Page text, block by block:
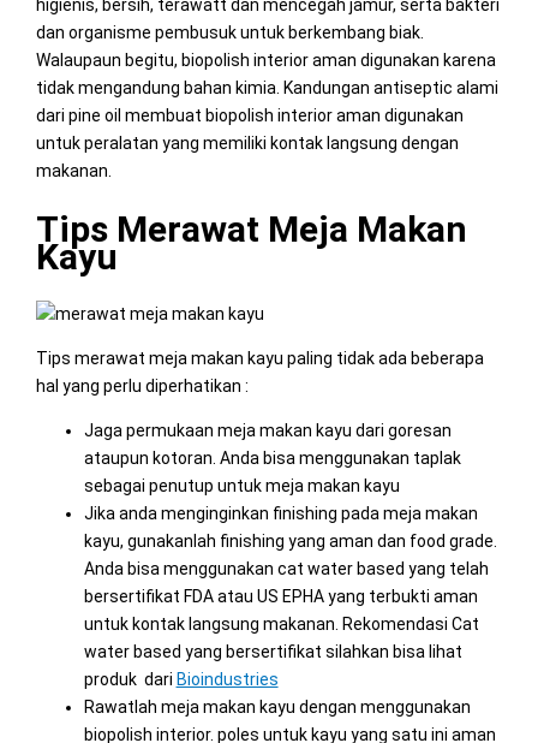
higienis, bersih, terawatt dan mencegah jamur, serta bakteri
dan organisme pembusuk untuk berkembang biak.
Walaupaun begitu, biopolish interior aman digunakan karena
tidak mengandung bahan kimia. Kandungan antiseptic alami
dari pine oil membuat biopolish interior aman digunakan
untuk peralatan yang memiliki kontak langsung dengan
makanan.
Tips Merawat Meja Makan
Kayu
Tips merawat meja makan kayu paling tidak ada beberapa
hal yang perlu diperhatikan :
Jaga permukaan meja makan kayu dari goresan
ataupun kotoran. Anda bisa menggunakan taplak
sebagai penutup untuk meja makan kayu
Jika anda menginginkan finishing pada meja makan
kayu, gunakanlah finishing yang aman dan food grade.
Anda bisa menggunakan cat water based yang telah
bersertifikat FDA atau US EPHA yang terbukti aman
untuk kontak langsung makanan. Rekomendasi Cat
water based yang bersertifikat silahkan bisa lihat
produk dari Bioindustries
Rawatlah meja makan kayu dengan menggunakan
biopolish interior. poles untuk kayu yang satu ini aman